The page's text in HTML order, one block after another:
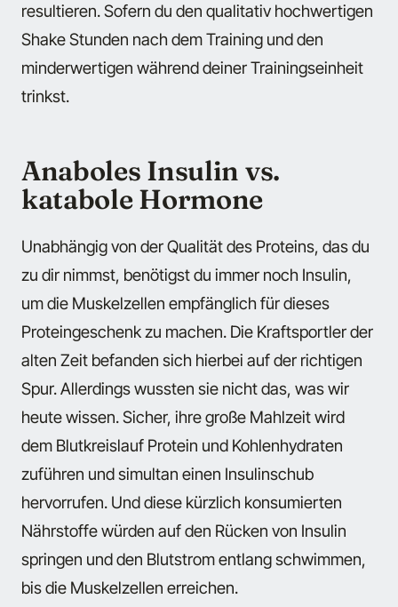
resultieren. Sofern du den qualitativ hochwertigen
Shake Stunden nach dem Training und den
minderwertigen während deiner Trainingseinheit
trinkst.
Anaboles Insulin vs.
katabole Hormone
Unabhängig von der Qualität des Proteins, das du
zu dir nimmst, benötigst du immer noch Insulin,
um die Muskelzellen empfänglich für dieses
Proteingeschenk zu machen. Die Kraftsportler der
alten Zeit befanden sich hierbei auf der richtigen
Spur. Allerdings wussten sie nicht das, was wir
heute wissen. Sicher, ihre große Mahlzeit wird
dem Blutkreislauf Protein und Kohlenhydraten
zuführen und simultan einen Insulinschub
hervorrufen. Und diese kürzlich konsumierten
Nährstoffe würden auf den Rücken von Insulin
springen und den Blutstrom entlang schwimmen,
bis die Muskelzellen erreichen.